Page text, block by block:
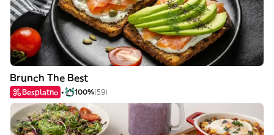
Brunch The Best
Besplatno 100%(59)